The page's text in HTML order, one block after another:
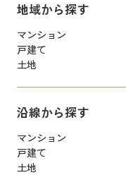
地域から探す
マンション
戸建て
土地
沿線から探す
マンション
戸建て
土地